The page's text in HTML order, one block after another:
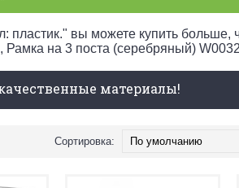
вы можете купить больше,
на 3 поста (серебряный)
материалы!
Сортировка: